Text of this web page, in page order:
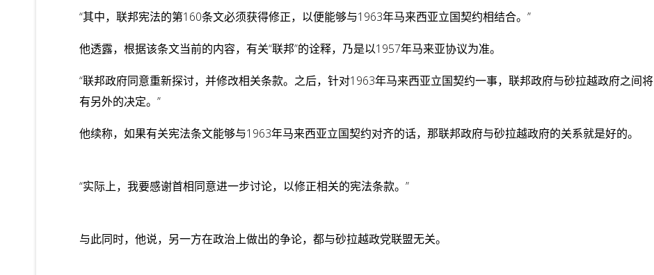
“其中，联邦宪法的第160条文必须获得修正，以便能够与1963年马来西亚立国契约相结合。”
他透露，根据该条文当前的内容，有关“联邦”的诠释，乃是以1957年马来亚协议为准。
“联邦政府同意重新探讨，并修改相关条款。之后，针对1963年马来西亚立国契约一事，联邦政府与砂拉越政府之间将
有另外的决定。”
他续称，如果有关宪法条文能够与1963年马来西亚立国契约对齐的话，那联邦政府与砂拉越政府的关系就是好的。
“实际上，我要感谢首相同意进一步讨论，以修正相关的宪法条款。”
与此同时，他说，另一方在政治上做出的争论，都与砂拉越政党联盟无关。